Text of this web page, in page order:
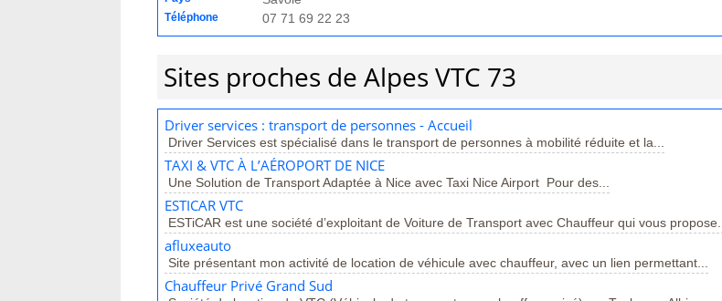
Téléphone 07 71 69 22 23
Sites proches de Alpes VTC 73
Driver services : transport de personnes - Accueil
Driver Services est spécialisé dans le transport de personnes à mobilité réduite et la...
TAXI & VTC À L’AÉROPORT DE NICE
Une Solution de Transport Adaptée à Nice avec Taxi Nice Airport Pour des...
ESTICAR VTC
ESTiCAR est une société d’exploitant de Voiture de Transport avec Chauffeur qui vous propose...
afluxeauto
Site présentant mon activité de location de véhicule avec chauffeur, avec un lien permettant...
Chauffeur Privé Grand Sud